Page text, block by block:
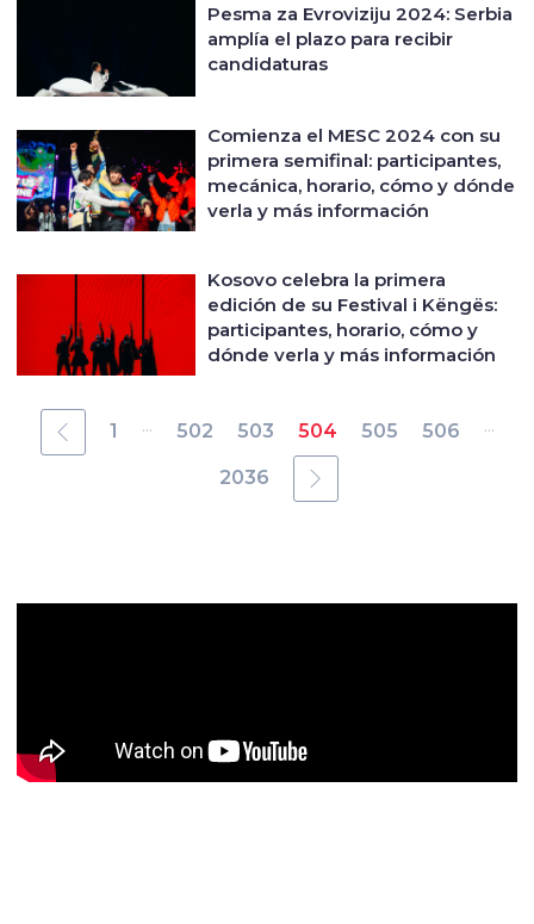
Pesma za Evroviziju 2024: Serbia
amplía el plazo para recibir
candidaturas
Comienza el MESC 2024 con su
primera semifinal: participantes,
mecánica, horario, cómo y dónde
verla y más información
Kosovo celebra la primera
edición de su Festival i Këngës:
participantes, horario, cómo y
dónde verla y más información
1 ... 502 503 504 505 506 ...
2036